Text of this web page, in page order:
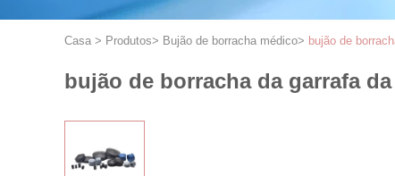
Casa > Produtos> Bujão de borracha médico> bujão de
bujão de borracha da garrafa